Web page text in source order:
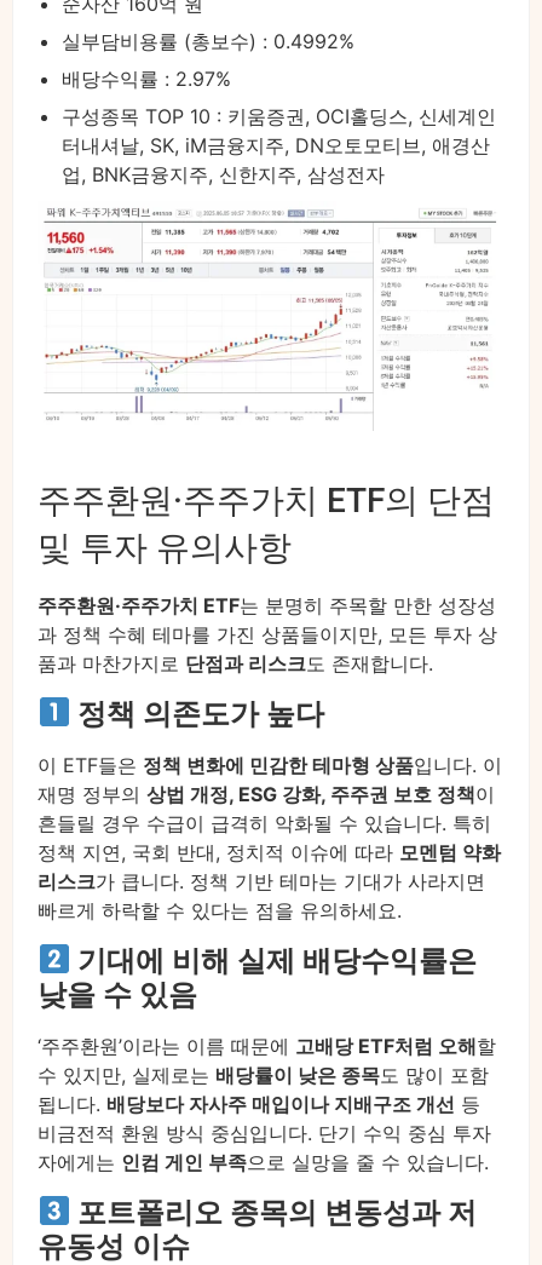
실부담비용률 (총보수) : 0.4992%
배당수익률 : 2.97%
구성종목 TOP 10 : 키움증권, OCI홀딩스, 신세계인
터내셔날, SK, iM금융지주, DN오토모티브, 애경산
업, BNK금융지주, 신한지주, 삼성전자
주주환원·주주가치 ETF의 단점
및 투자 유의사항
주주환원·주주가치 ETF는 분명히 주목할 만한 성장성
과 정책 수혜 테마를 가진 상품들이지만, 모든 투자 상
품과 마찬가지로 단점과 리스크도 존재합니다.
정책 의존도가 높다
이 ETF들은 정책 변화에 민감한 테마형 상품입니다. 이
재명 정부의 상법 개정, ESG 강화, 주주권 보호 정책이
흔들릴 경우 수급이 급격히 악화될 수 있습니다. 특히
정책 지연, 국회 반대, 정치적 이슈에 따라 모멘텀 약화
리스크가 큽니다. 정책 기반 테마는 기대가 사라지면
빠르게 하락할 수 있다는 점을 유의하세요.
기대에 비해 실제 배당수익률은
낮을 수 있음
‘주주환원’이라는 이름 때문에 고배당 ETF처럼 오해할
수 있지만, 실제로는 배당률이 낮은 종목도 많이 포함
됩니다. 배당보다 자사주 매입이나 지배구조 개선 등
비금전적 환원 방식 중심입니다. 단기 수익 중심 투자
자에게는 인컴 게인 부족으로 실망을 줄 수 있습니다.
포트폴리오 종목의 변동성과 저
유동성 이슈